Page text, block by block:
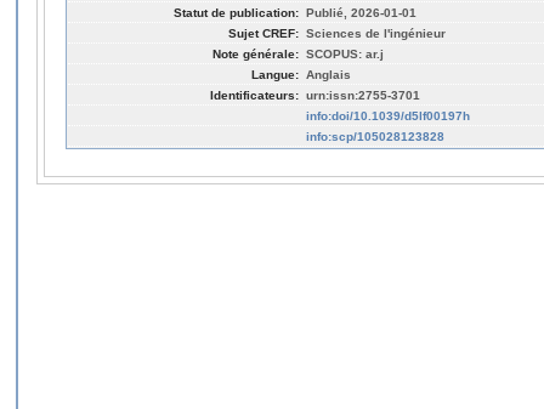
Statut de publication: Publié, 2026-01-01
Sujet CREF: Sciences de l'ingénieur
Note générale: SCOPUS: ar.j
Langue: Anglais
Identificateurs: urn:issn:2755-3701
info:doi/10.1039/d5lf00197h
info:scp/105028123828